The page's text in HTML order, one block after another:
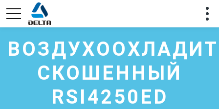
СКОШЕННЫЙ
RSI4250ED